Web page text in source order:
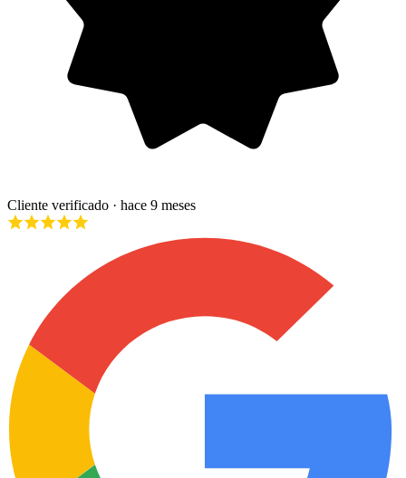
Cliente verificado · hace 9 meses